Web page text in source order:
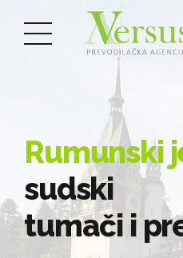
Rumunski
sudski
tumači i